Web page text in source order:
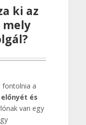
ki az
mely
fontolnia a
és
van egy